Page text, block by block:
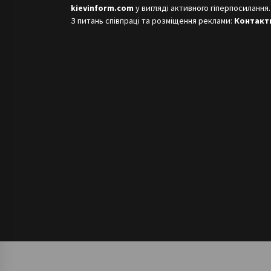
kievinform.com у вигляді активного гіперпосилання.
З питань співпраці та розміщення реклами: